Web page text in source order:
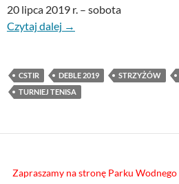
20 lipca 2019 r. – sobota
Czytaj dalej →
CSTIR DEBLE 2019 STRZYŻÓW
TURNIEJ TENISA
Zapraszamy na stronę Parku